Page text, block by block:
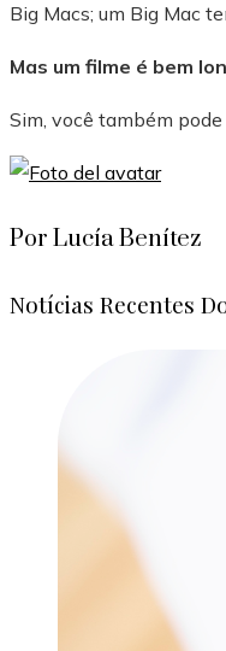
Big Macs; um Big Mac
Mas um filme é bem
Sim, você também
Por Lucía Benítez
Notícias Recentes